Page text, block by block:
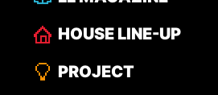
HOUSE LINE-UP
PROJECT